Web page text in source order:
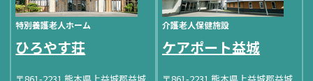
特別養護老人ホーム
ひろやす荘
介護老人保健施設
ケアポート益城